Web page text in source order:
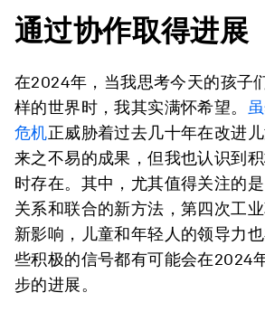
通过协作取得进展
在2024年，当我思考今天的孩子
样的世界时，我其实满怀希望。
危机正威胁着过去几十年在改进
来之不易的成果，但我也认识到
时存在。其中，尤其值得关注的
关系和联合的新方法，第四次工
新影响，儿童和年轻人的领导力
些积极的信号都有可能会在2024
步的进展。